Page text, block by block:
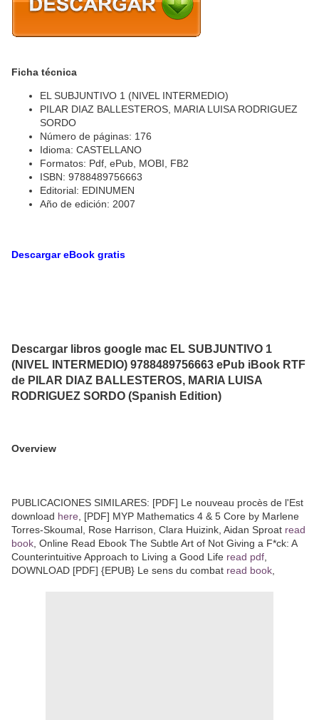
Ficha técnica
EL SUBJUNTIVO 1 (NIVEL INTERMEDIO)
PILAR DIAZ BALLESTEROS, MARIA LUISA RODRIGUEZ
SORDO
Número de páginas: 176
Idioma: CASTELLANO
Formatos: Pdf, ePub, MOBI, FB2
ISBN: 9788489756663
Editorial: EDINUMEN
Año de edición: 2007
Descargar eBook gratis
Descargar libros google mac EL SUBJUNTIVO 1
(NIVEL INTERMEDIO) 9788489756663 ePub iBook RTF
de PILAR DIAZ BALLESTEROS, MARIA LUISA
RODRIGUEZ SORDO (Spanish Edition)
Overview
PUBLICACIONES SIMILARES: [PDF] Le nouveau procès de l'Est
download here , [PDF] MYP Mathematics 4 & 5 Core by Marlene
Torres-Skoumal, Rose Harrison, Clara Huizink, Aidan Sproat read
book , Online Read Ebook The Subtle Art of Not Giving a F*ck: A
Counterintuitive Approach to Living a Good Life read pdf
DOWNLOAD [PDF] {EPUB} Le sens du combat read book